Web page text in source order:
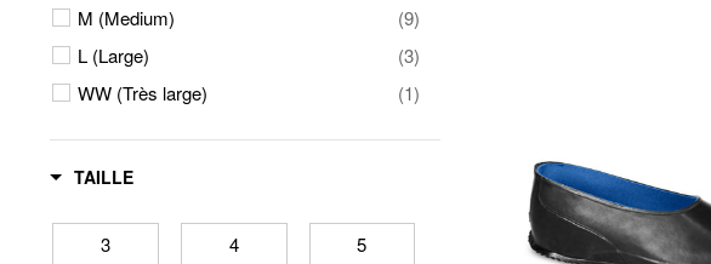
M (Medium)
(9)
L (Large)
(3)
WW (Très large)
(1)
TAILLE
3 4 5